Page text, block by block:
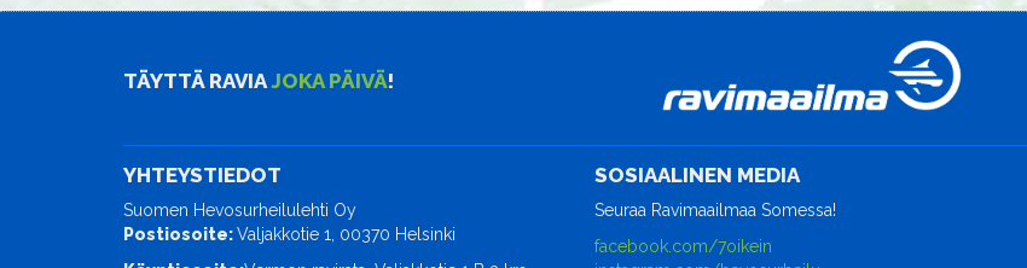
TÄYTTÄ RAVIAJOKA PÄIVÄ!
YHTEYSTIEDOT
Suomen Hevosurheilulehti Oy
Postiosoite:Valjakkotie 1, 00370 Helsinki
SOSIAALINEN MEDIA
Seuraa Ravimaailmaa Somessa!
facebook.com/7oikein